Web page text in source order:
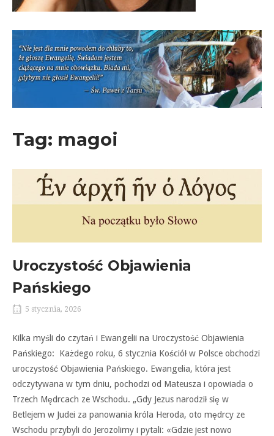
Tag: magoi
Uroczystość Objawienia
Pańskiego
5 stycznia, 2026
Kilka myśli do czytań i Ewangelii na Uroczystość Objawienia
Pańskiego: Każdego roku, 6 stycznia Kościół w Polsce obchodzi
uroczystość Objawienia Pańskiego. Ewangelia, która jest
odczytywana w tym dniu, pochodzi od Mateusza i opowiada o
Trzech Mędrcach ze Wschodu. „Gdy Jezus narodził się w
Betlejem w Judei za panowania króla Heroda, oto mędrcy ze
Wschodu przybyli do Jerozolimy i pytali: «Gdzie jest nowo